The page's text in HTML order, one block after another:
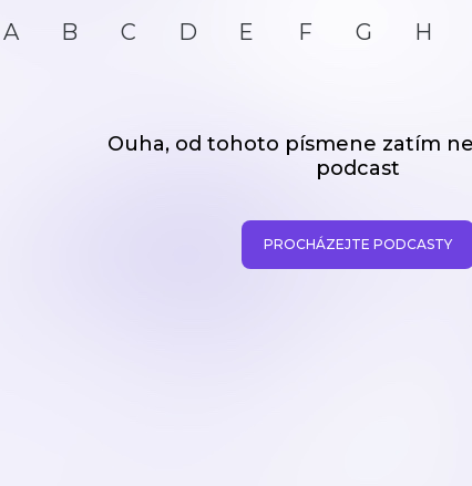
A B C D E F G H
Ouha, od tohoto písmene zatím
podcast
PROCHÁZEJTE PODCASTY